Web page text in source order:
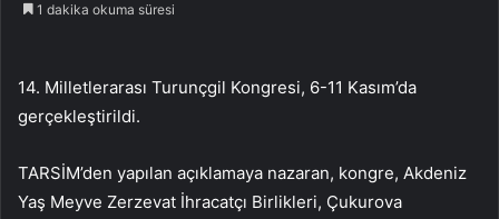
1 dakika okuma süresi
14. Milletlerarası Turunçgil Kongresi, 6-11 Kasım’da
gerçekleştirildi.
TARSİM’den yapılan açıklamaya nazaran, kongre, Akdeniz
Yaş Meyve Zerzevat İhracatçı Birlikleri, Çukurova